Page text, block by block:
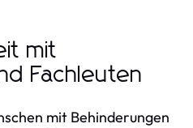
mit
Fachleuten
mit Behinderungen